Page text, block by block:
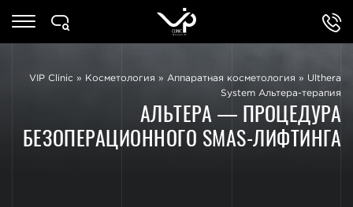
VIP Clinic » Косметология » Аппаратная косметология » Ulthera
System Альтера-терапия
АЛЬТЕРА — ПРОЦЕДУРА
БЕЗОПЕРАЦИОННОГО SMAS-ЛИФТИНГА